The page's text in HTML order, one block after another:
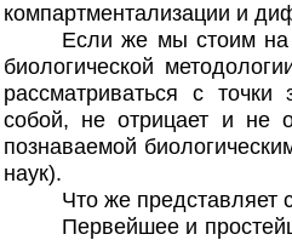
компартментализации и
Если же мы стоим на
биологической
рассматриваться с
собой, не отрицает и не
познаваемой
наук).
Что же представляет
Первейшее и